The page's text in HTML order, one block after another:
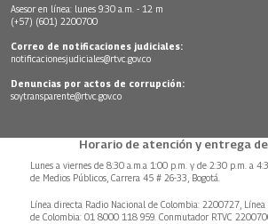
Asesor en línea: lunes 9:30 a.m. - 12 m
(+57) (601) 2200700
Correo de notificaciones judiciales:
notificacionesjudiciales@rtvc.gov.co
Denuncias por actos de corrupción:
soytransparente@rtvc.gov.co
Horario de atención y entrega
Lunes a viernes de 8:30 a.m.a 1:00 p.m. y de 2:30 p.m. a
de Medios Públicos, Carrera 45 # 26-33, Bogotá.
Línea directa Radio Nacional de Colombia: 2200727,
de Colombia: 01 8000 118 959. Conmutador RTVC